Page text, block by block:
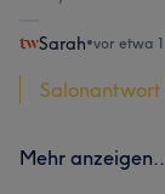
Sarah•vor etwa
Salonantwort
Mehr